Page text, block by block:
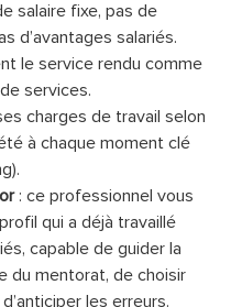
salaire fixe, pas de
d’avantages salariés.
le service rendu comme
services.
charges de travail selon
à chaque moment clé
: ce professionnel vous
qui a déjà travaillé
capable de guider la
du mentorat, de choisir
les erreurs.